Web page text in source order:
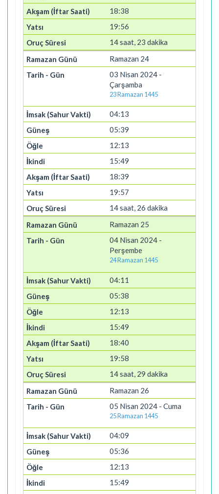
18:38
19:56
14 saat, 23 dakika
Ramazan 24
03 Nisan 2024 -
Çarşamba
23 Ramazan 1445
04:13
05:39
12:13
15:49
18:39
19:57
14 saat, 26 dakika
Ramazan 25
04 Nisan 2024 -
Perşembe
24 Ramazan 1445
04:11
05:38
12:13
15:49
18:40
19:58
14 saat, 29 dakika
Ramazan 26
05 Nisan 2024 - Cuma
25 Ramazan 1445
04:09
05:36
12:13
15:49